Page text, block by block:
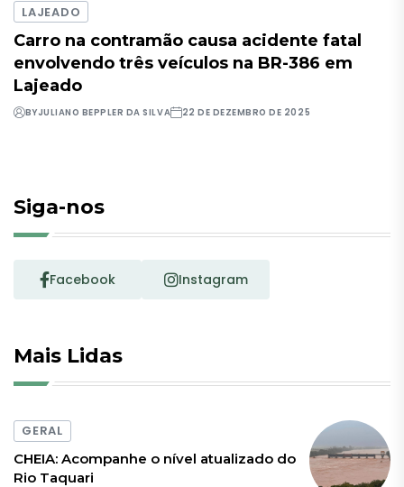
LAJEADO
Carro na contramão causa acidente fatal
envolvendo três veículos na BR-386 em
Lajeado
BYJULIANO BEPPLER DA SILVA 22 DE DEZEMBRO DE 2025
Siga-nos
Facebook Instagram
Mais Lidas
GERAL
CHEIA: Acompanhe o nível atualizado do
Rio Taquari